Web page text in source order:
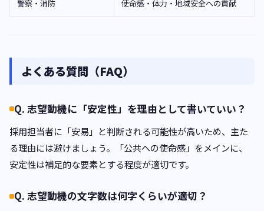
警察・消防 使命感・体力・地域安全への貢献
よくある質問（FAQ）
Q. 志望動機に「安定性」を理由として書いていい？
採用担当者に「安易」と判断される可能性が高いため、主た
る理由には避けましょう。「公共への使命感」をメインに、
安定性は補足的な要素とする程度が適切です。
Q. 志望動機の文字数は何字くらいが適切？